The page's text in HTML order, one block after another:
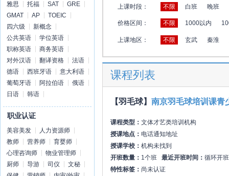
雅思 托福 SAT
GRE
GMAT
AP
TOEIC
四六级
新概念
公共英语
学位英语
职称英语
商务英语
对外汉语
翻译资格
法语
德语
西班牙语
意大利语
葡萄牙语
阿拉伯语
俄语
日语
韩语
职业认证
美容美发
人力资源师
教师
营养师
育婴师
心理咨询师
物业管理师
厨师
导游 司仪
文秘
上课时段： 不限 白班 晚班
价格区间： 不限 1000以内
上课地区： 不限 玄武 秦淮
课程列表
【羽毛球】 南京羽毛球培训课青
课程类型： 文体才艺类培训机构
授课地点： 电话通知地址
授课学校： 机构未找到
开班数量： 1个班 最近开班时间： 循环开班
特性标签： 尚未认证